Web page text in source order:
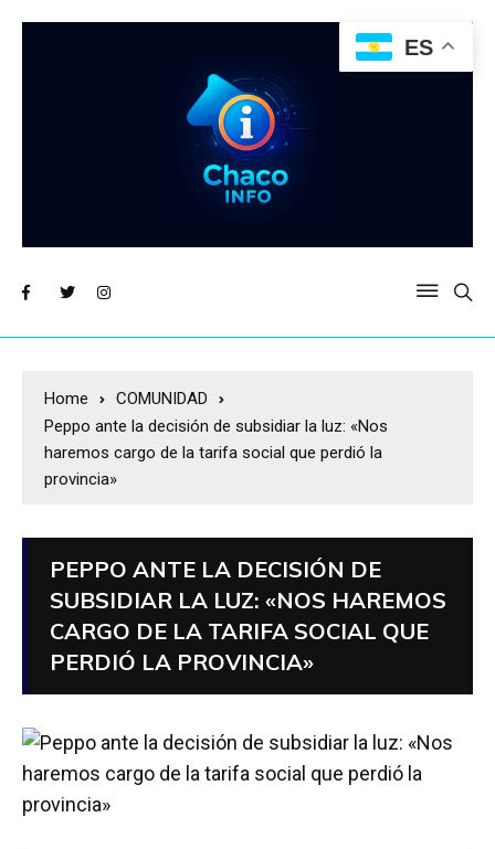
Home
COMUNIDAD
Peppo ante la decisión de subsidiar la luz: «Nos
haremos cargo de la tarifa social que perdió la
provincia»
PEPPO ANTE LA DECISIÓN DE
SUBSIDIAR LA LUZ: «NOS HAREMOS
CARGO DE LA TARIFA SOCIAL QUE
PERDIÓ LA PROVINCIA»
ES